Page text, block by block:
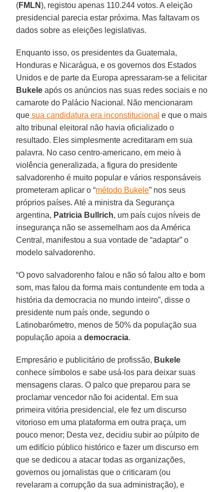
(FMLN), registou apenas 110.244 votos. A eleição
presidencial parecia estar próxima. Mas faltavam os
dados sobre as eleições legislativas.
Enquanto isso, os presidentes da Guatemala,
Honduras e Nicarágua, e os governos dos Estados
Unidos e de parte da Europa apressaram-se a felicitar
Bukele após os anúncios nas suas redes sociais e no
camarote do Palácio Nacional. Não mencionaram
que sua candidatura era inconstitucional e que o mais
alto tribunal eleitoral não havia oficializado o
resultado. Eles simplesmente acreditaram em sua
palavra. No caso centro-americano, em meio à
violência generalizada, a figura do presidente
salvadorenho é muito popular e vários responsáveis ​​
prometeram aplicar o “método Bukele” nos seus
próprios países. Até a ministra da Segurança
argentina, Patricia Bullrich, um país cujos níveis de
insegurança não se assemelham aos da América
Central, manifestou a sua vontade de “adaptar” o
modelo salvadorenho.
“O povo salvadorenho falou e não só falou alto e bom
som, mas falou da forma mais contundente em toda a
história da democracia no mundo inteiro”, disse o
presidente num país onde, segundo o
Latinobarómetro, menos de 50% da população sua
população apoia ademocracia.
Empresário e publicitário de profissão, Bukele
conhece símbolos e sabe usá-los para deixar suas
mensagens claras. O palco que preparou para se
proclamar vencedor não foi acidental. Em sua
primeira vitória presidencial, ele fez um discurso
vitorioso em uma plataforma em outra praça, um
pouco menor; Desta vez, decidiu subir ao púlpito de
um edifício público histórico e fazer um discurso em
que se dedicou a atacar todas as organizações,
governos ou jornalistas que o criticaram (ou
revelaram a corrupção da sua administração), e